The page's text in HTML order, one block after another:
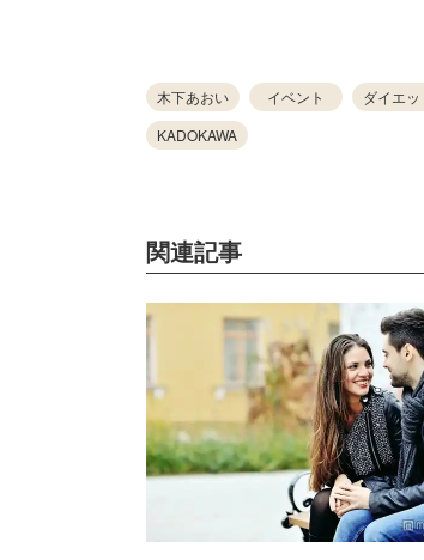
木下あおい イベント ダイエッ
KADOKAWA
関連記事